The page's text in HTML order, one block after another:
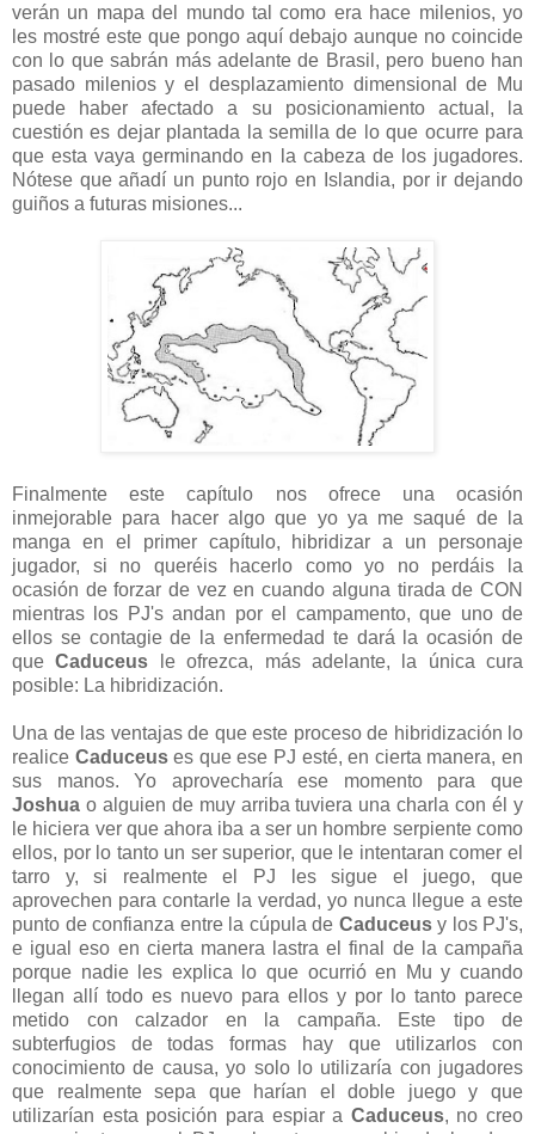
verán un mapa del mundo tal como era hace milenios, yo
les mostré este que pongo aquí debajo aunque no coincide
con lo que sabrán más adelante de Brasil, pero bueno han
pasado milenios y el desplazamiento dimensional de Mu
puede haber afectado a su posicionamiento actual, la
cuestión es dejar plantada la semilla de lo que ocurre para
que esta vaya germinando en la cabeza de los jugadores.
Nótese que añadí un punto rojo en Islandia, por ir dejando
guiños a futuras misiones...
Finalmente este capítulo nos ofrece una ocasión
inmejorable para hacer algo que yo ya me saqué de la
manga en el primer capítulo, hibridizar a un personaje
jugador, si no queréis hacerlo como yo no perdáis la
ocasión de forzar de vez en cuando alguna tirada de CON
mientras los PJ's andan por el campamento, que uno de
ellos se contagie de la enfermedad te dará la ocasión de
queCaduceus le ofrezca, más adelante, la única cura
posible: La hibridización.
Una de las ventajas de que este proceso de hibridización lo
realice Caduceuses que ese PJ esté, en cierta manera, en
sus manos. Yo aprovecharía ese momento para que
Joshua o alguien de muy arriba tuviera una charla con él y
le hiciera ver que ahora iba a ser un hombre serpiente como
ellos, por lo tanto un ser superior, que le intentaran comer el
tarro y, si realmente el PJ les sigue el juego, que
aprovechen para contarle la verdad, yo nunca llegue a este
punto de confianza entre la cúpula de Caduceusy los PJ's,
e igual eso en cierta manera lastra el final de la campaña
porque nadie les explica lo que ocurrió en Mu y cuando
llegan allí todo es nuevo para ellos y por lo tanto parece
metido con calzador en la campaña. Este tipo de
subterfugios de todas formas hay que utilizarlos con
conocimiento de causa, yo solo lo utilizaría con jugadores
que realmente sepa que harían el doble juego y que
utilizarían esta posición para espiar a Caduceus, no creo